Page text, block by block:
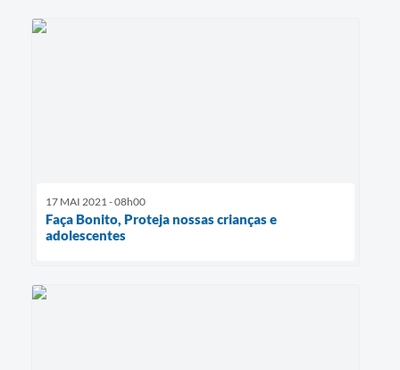
17 MAI 2021 - 08h00
Faça Bonito, Proteja nossas crianças e
adolescentes